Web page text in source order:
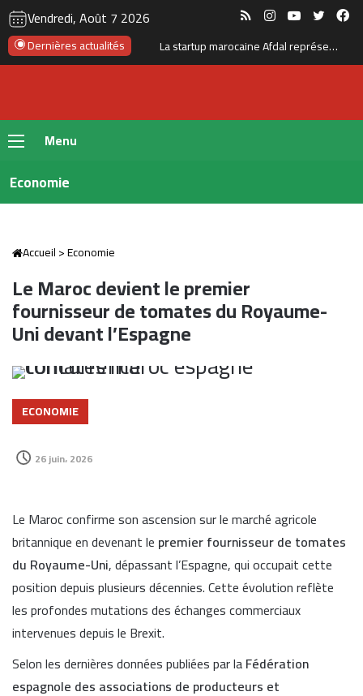
Vendredi, Août 7 2026 RSS InstagramYouTube
Dernières actualités Le Maroc lance son plus grand programme de liaisons aériennes avec Ryanair pour l’hiver 2026
Menu
Economie
Accueil>Economie
Le Maroc devient le premier
fournisseur de tomates du Royaume-
Uni devant l’Espagne
ECONOMIE
26 juin، 2026
Le Maroc confirme son ascension sur le marché agricole
britannique en devenant le premier fournisseur de tomates
du Royaume-Uni, dépassant l’Espagne, qui occupait cette
position depuis plusieurs décennies. Cette évolution reflète
les profondes mutations des échanges commerciaux
intervenues depuis le Brexit.
Selon les dernières données publiées par laFédération
espagnole des associations de producteurs et